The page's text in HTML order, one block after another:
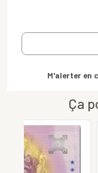
M'alerter en
Ça